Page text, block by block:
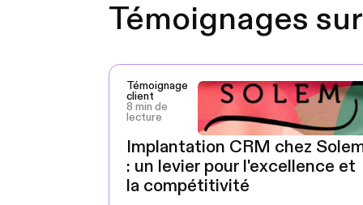
Témoignages
Témoignage
client
8 min de
lecture
Implantation CRM chez
: un levier pour l'excellence et
la compétitivité